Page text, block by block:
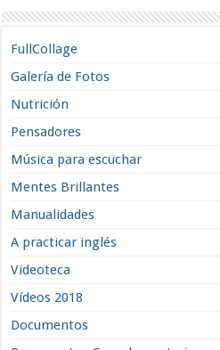
FullCollage
Galería de Fotos
Nutrición
Pensadores
Música para escuchar
Mentes Brillantes
Manualidades
A practicar inglés
Videoteca
Vídeos 2018
Documentos